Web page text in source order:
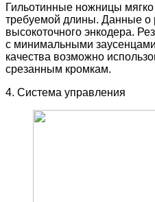
Гильотинные ножницы мягко
требуемой длины. Данные о
высокоточного энкодера.
с минимальными
качества возможно
срезанным кромкам.
4. Система управления